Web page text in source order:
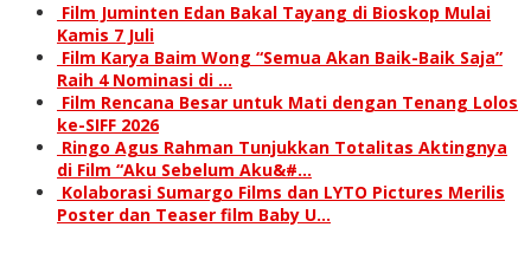
Film Juminten Edan Bakal Tayang di Bioskop Mulai
Kamis 7 Juli
Film Karya Baim Wong “Semua Akan Baik-Baik Saja”
Raih 4 Nominasi di …
Film Rencana Besar untuk Mati dengan Tenang Lolos
ke-SIFF 2026
Ringo Agus Rahman Tunjukkan Totalitas Aktingnya
di Film “Aku Sebelum Aku&#…
Kolaborasi Sumargo Films dan LYTO Pictures Merilis
Poster dan Teaser film Baby U…